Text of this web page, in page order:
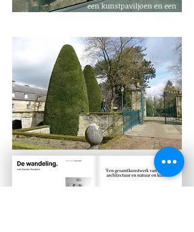
een kunstpaviljoen en een